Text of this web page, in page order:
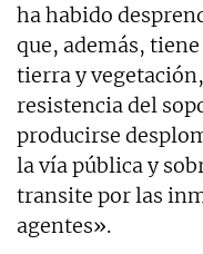
ha habido
que, además,
tierra y
resistencia del
producirse
la vía pública y
transite por las
agentes».